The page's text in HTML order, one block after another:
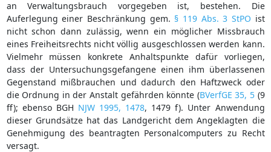
an Verwaltungsbrauch vorgegeben ist, bestehen. Die
Auferlegung einer Beschränkung gem. § 119 Abs. 3 StPO ist
nicht schon dann zulässig, wenn ein möglicher Missbrauch
eines Freiheitsrechts nicht völlig ausgeschlossen werden kann.
Vielmehr müssen konkrete Anhaltspunkte dafür vorliegen,
dass der Untersuchungsgefangene einen ihm überlassenen
Gegenstand mißbrauchen und dadurch den Haftzweck oder
die Ordnung in der Anstalt gefährden könnte (BVerfGE 35, 5(9
ff); ebenso BGH NJW 1995, 1478, 1479 f). Unter Anwendung
dieser Grundsätze hat das Landgericht dem Angeklagten die
Genehmigung des beantragten Personalcomputers zu Recht
versagt.